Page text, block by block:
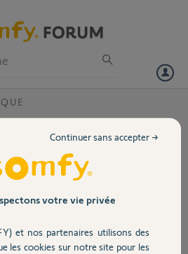
radio bidirect. gérant
élec. pour associer au
5117427A ?
de radiateurs électriques car la ref
par zone en un seul point de
votre vie privée
et nos partenaires utilisons des
les cookies sur notre site pour les
Continuer sans accepter →